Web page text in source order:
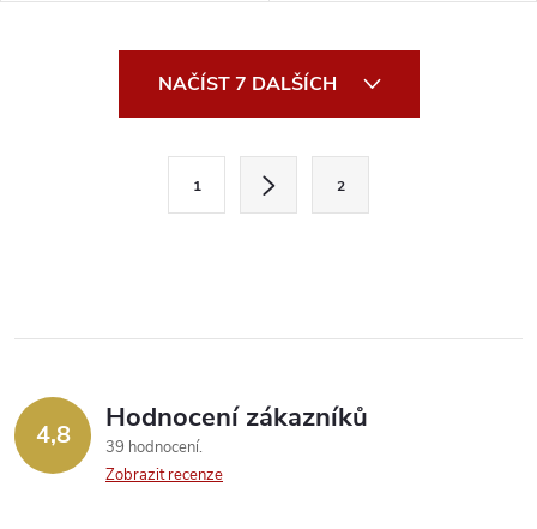
í
p
NAČÍST 7 DALŠÍCH
k
v
á
n
1 2
4,8 Hodnocení zákazníků
39 hodnocení
Zobrazit recenze